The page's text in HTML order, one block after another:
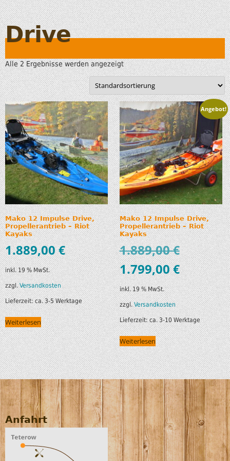
Drive
Alle 2 Ergebnisse werden angezeigt
Mako 12 Impulse Drive,
Propellerantrieb – Riot
Kayaks
1.889,00€
inkl. 19 % MwSt.
zzgl.Versandkosten
Lieferzeit:ca. 3-5 Werktage
Weiterlesen
Angebot!
Mako 12 Impulse Drive,
Propellerantrieb – Riot
Kayaks
1.889,00€
1.799,00€
inkl. 19 % MwSt.
zzgl.Versandkosten
Lieferzeit:ca. 3-10 Werktage
Weiterlesen
Anfahrt